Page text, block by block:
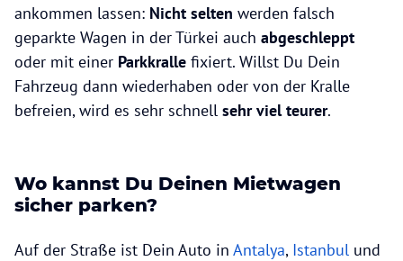
ankommen lassen: Nicht selten werden falsch
geparkte Wagen in der Türkei auch abgeschleppt
oder mit einer Parkkralle fixiert. Willst Du Dein
Fahrzeug dann wiederhaben oder von der Kralle
befreien, wird es sehr schnell sehr viel teurer.
Wo kannst Du Deinen Mietwagen
sicher parken?
Auf der Straße ist Dein Auto in Antalya, Istanbul und